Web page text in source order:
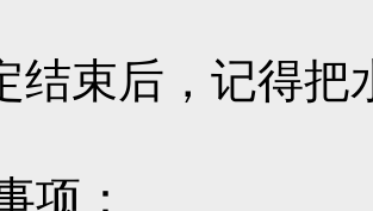
结束后，记得
项：